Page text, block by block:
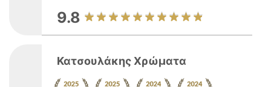
9.8
Κατσουλάκης Χρώματα